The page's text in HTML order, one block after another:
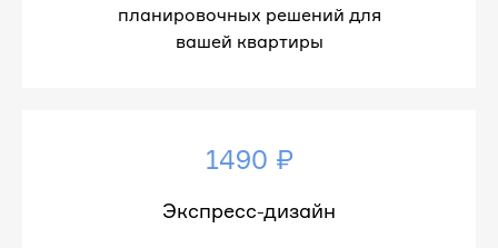
планировочных решений для
вашей квартиры
1490 ₽
Экспресс-дизайн